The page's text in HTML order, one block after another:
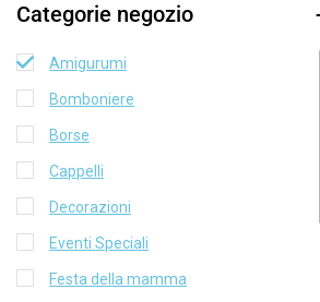
Categorie negozio
Amigurumi
Bomboniere
Borse
Cappelli
Decorazioni
Eventi Speciali
Festa della mamma